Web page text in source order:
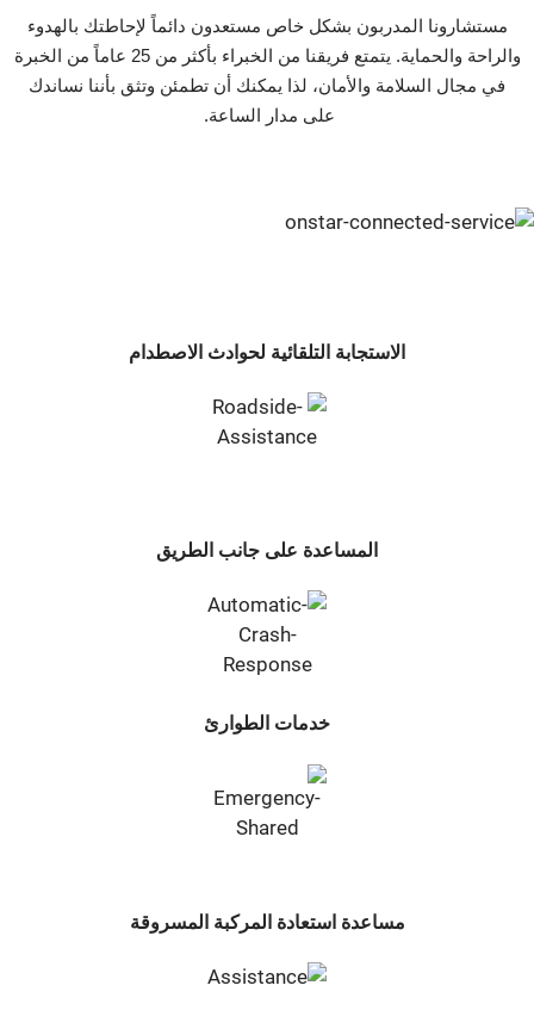
مستشارونا المدربون بشكل خاص مستعدون دائماً لإحاطتك بالهدوء
والراحة والحماية. يتمتع فريقنا من الخبراء بأكثر من 25 عاماً من الخبرة
في مجال السلامة والأمان، لذا يمكنك أن تطمئن وتثق بأننا نساندك
على مدار الساعة. ‬‬‬‬‬‬‬‬‬
الاستجابة التلقائية لحوادث الاصطدام
المساعدة على جانب الطريق
خدمات الطوارئ
مساعدة استعادة المركبة المسروقة